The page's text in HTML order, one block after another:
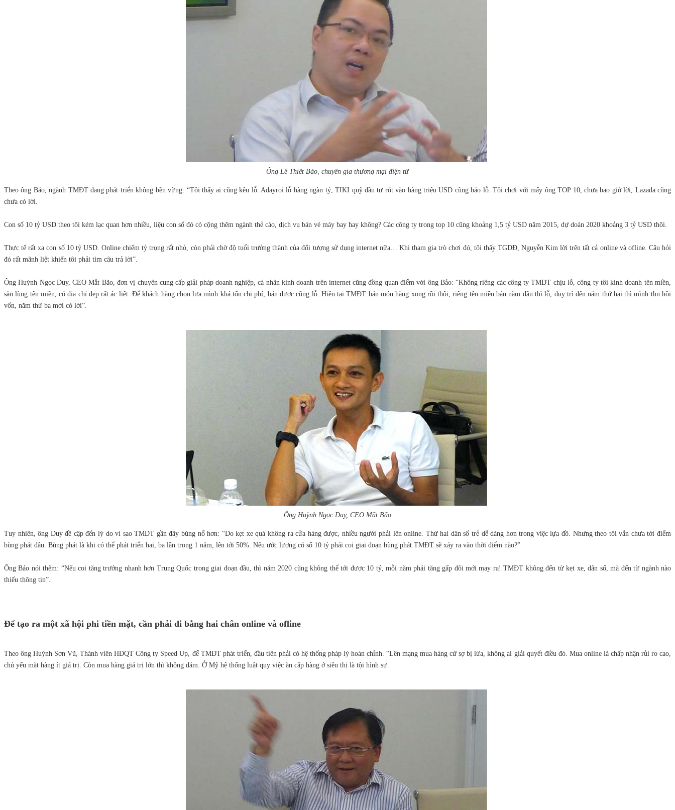
Ông Lê Thiết Bảo, chuyên gia thương mại điện tử
Theo ông Bảo, ngành TMĐT đang phát triển không bền vững: “Tôi thấy ai cũng kêu lỗ. Adayroi lỗ hàng ngàn tỷ, TIKI quỹ đầu tư rót vào hàng triệu USD cũng bảo lỗ. Tôi chơi với mấy ông TOP 10, chưa bao giờ lời, Lazada cũng
chưa có lời.
Con số 10 tỷ USD theo tôi kém lạc quan hơn nhiều, liệu con số đó có cộng thêm ngành thẻ cào, dịch vụ bán vé máy bay hay không? Các công ty trong top 10 cũng khoảng 1,5 tỷ USD năm 2015, dự doán 2020 khoảng 3 tỷ USD thôi.
Thực tế rất xa con số 10 tỷ USD. Online chiếm tỷ trọng rất nhỏ, còn phải chờ độ tuổi trưởng thành của đối tượng sử dụng internet nữa… Khi tham gia trò chơi đó, tôi thấy TGDĐ, Nguyễn Kim lời trên tất cả online và ofline. Câu hỏi
đó rất mãnh liệt khiến tôi phải tìm câu trả lời”.
Ông Huỳnh Ngọc Duy, CEO Mắt Bão, đơn vị chuyên cung cấp giải pháp doanh nghiệp, cá nhân kinh doanh trên internet cũng đồng quan điểm với ông Bảo: “Không riêng các công ty TMĐT chịu lỗ, công ty tôi kinh doanh tên miền,
săn lùng tên miền, có địa chỉ đẹp rất ác liệt. Để khách hàng chọn lựa mình khá tốn chi phí, bán được cũng lỗ. Hiện tại TMĐT bán món hàng xong rồi thôi, riêng tên miền bán năm đầu thì lỗ, duy trì đến năm thứ hai thì mình thu hồi
vốn, năm thứ ba mới có lời”.
Ông Huỳnh Ngọc Duy, CEO Mắt Bão
Tuy nhiên, ông Duy đề cập đến lý do vì sao TMĐT gần đây bùng nổ hơn: “Do kẹt xe quá không ra cửa hàng được, nhiều người phải lên online. Thứ hai dân số trẻ dễ dàng hơn trong việc lựa đồ. Nhưng theo tôi vẫn chưa tới điểm
bùng phát đâu. Bùng phát là khi có thể phát triển hai, ba lần trong 1 năm, lên tới 50%. Nếu ước lượng có số 10 tỷ phải coi giai đoạn bùng phát TMĐT sẽ xảy ra vào thời điểm nào?”
Ông Bảo nói thêm: “Nếu coi tăng trưởng nhanh hơn Trung Quốc trong giai đoạn đầu, thì năm 2020 cũng không thể tới được 10 tỷ, mỗi năm phải tăng gấp đôi mới may ra! TMĐT không đến từ kẹt xe, dân số, mà đến từ ngành nào
thiếu thông tin”.
Để tạo ra một xã hội phi tiền mặt, cần phải đi bằng hai chân online và ofline
Theo ông Huỳnh Sơn Vũ, Thành viên HĐQT Công ty Speed Up, để TMĐT phát triển, đầu tiên phải có hệ thống pháp lý hoàn chỉnh. “Lên mạng mua hàng cứ sợ bị lừa, không ai giải quyết điều đó. Mua online là chấp nhận rủi ro cao,
chủ yếu mặt hàng ít giá trị. Còn mua hàng giá trị lớn thì không dám. Ở Mỹ hệ thống luật quy việc ăn cấp hàng ở siêu thị là tội hình sự.